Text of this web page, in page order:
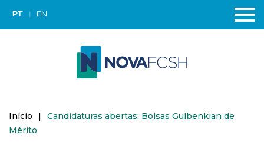
PT EN
Início |
Candidaturas abertas: Bolsas Gulbenkian de
Mérito